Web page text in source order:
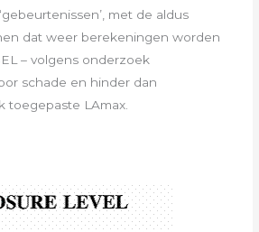
met de aldus
dat weer berekeningen worden
– volgens onderzoek
schade en hinder dan
toegepaste LAmax.